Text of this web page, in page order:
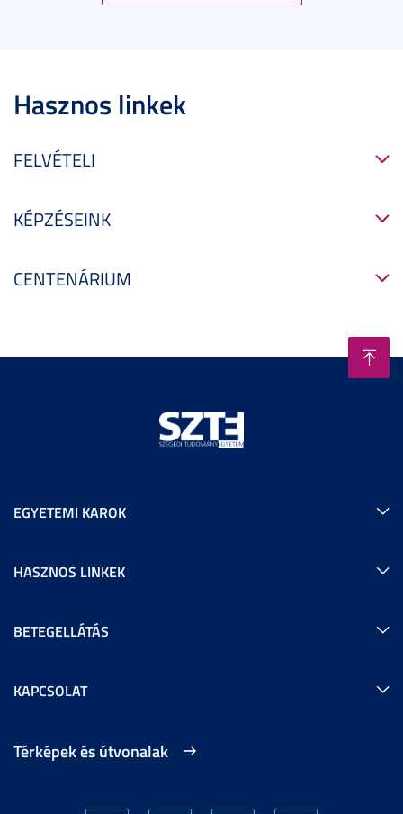
Hasznos linkek
FELVÉTELI
KÉPZÉSEINK
CENTENÁRIUM
EGYETEMI KAROK
HASZNOS LINKEK
BETEGELLÁTÁS
KAPCSOLAT
Térképek és útvonalak